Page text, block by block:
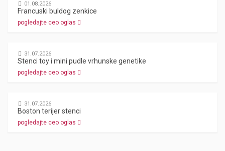
01.08.2026
Francuski buldog zenkice
pogledajte ceo oglas
31.07.2026
Stenci toy i mini pudle vrhunske genetike
pogledajte ceo oglas
31.07.2026
Boston terijer stenci
pogledajte ceo oglas